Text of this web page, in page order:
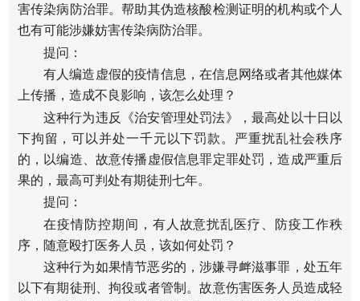
害传染病防治罪。帮助其伪造核酸检测证明的机构或个人
也有可能涉嫌妨害传染病防治罪。
提问：
有人编造虚假的疫情信息，在信息网络或者其他媒体
上传播，造成不良影响，该怎么处理？
这种行为违反《治安管理处罚法》，最高处以十日以
下拘留，可以并处一千元以下罚款。严重扰乱社会秩序
的，以编造、故意传播虚假信息罪定罪处罚，造成严重后
果的，最高可判处有期徒刑七年。
提问：
在疫情防控期间，有人故意扰乱医疗、防疫工作秩
序，随意殴打医务人员，该如何处罚？
这种行为如果情节恶劣的，涉嫌寻衅滋事罪，处五年
以下有期徒刑、拘役或者管制。故意伤害医务人员造成轻